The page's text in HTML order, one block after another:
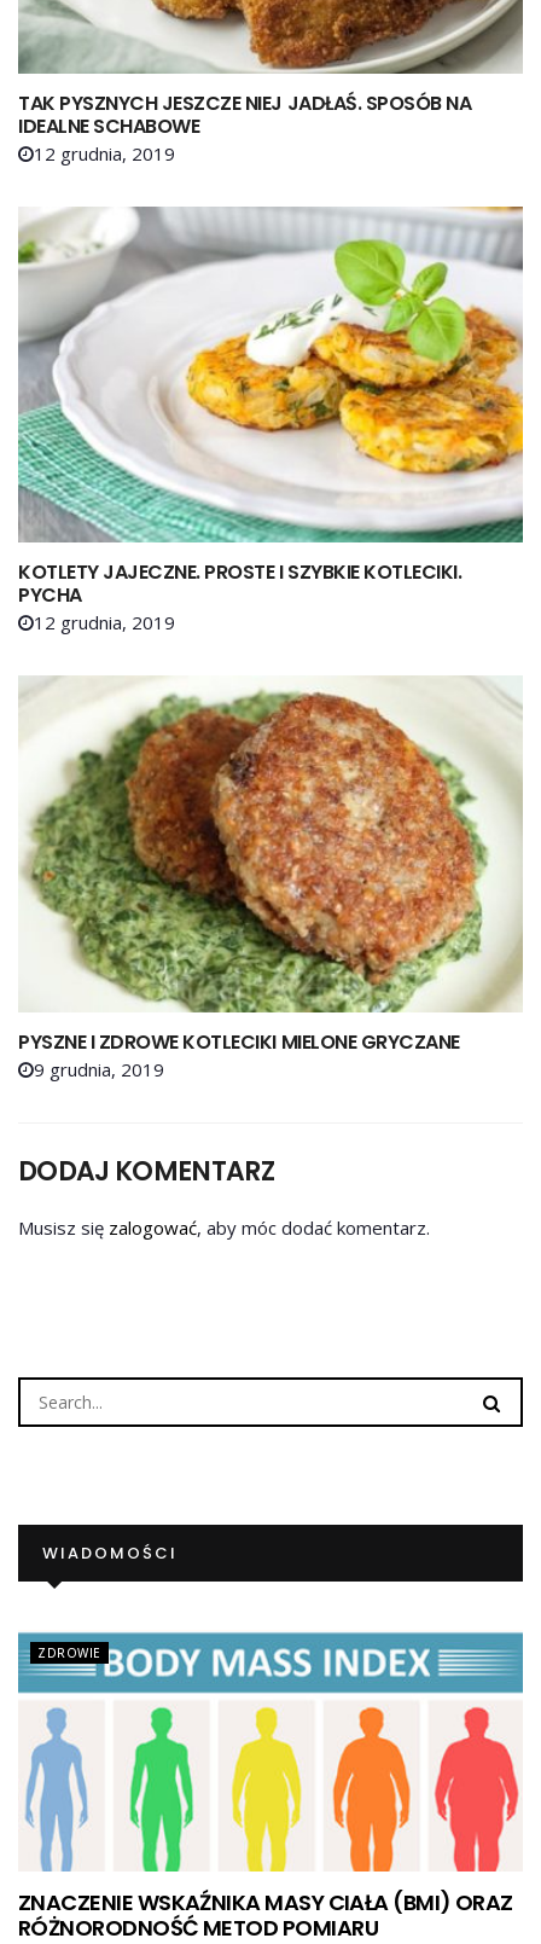
TAK PYSZNYCH JESZCZE NIEJ JADŁAŚ. SPOSÓB NA
IDEALNE SCHABOWE
12 grudnia, 2019
KOTLETY JAJECZNE. PROSTE I SZYBKIE KOTLECIKI.
PYCHA
12 grudnia, 2019
PYSZNE I ZDROWE KOTLECIKI MIELONE GRYCZANE
9 grudnia, 2019
DODAJ KOMENTARZ
Musisz się zalogować, aby móc dodać komentarz.
WIADOMOŚCI
ZDROWIE
ZNACZENIE WSKAŹNIKA MASY CIAŁA (BMI) ORAZ
RÓŻNORODNOŚĆ METOD POMIARU